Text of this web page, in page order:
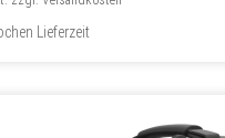
Lieferzeit